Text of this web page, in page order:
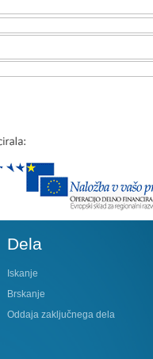
Dela
Iskanje
Brskanje
Oddaja zaključnega dela